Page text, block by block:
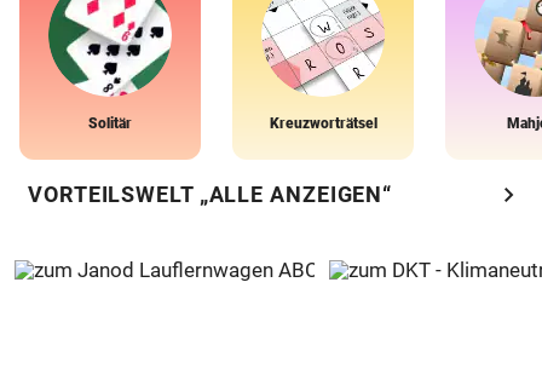
Solitär Kreuzworträtsel
VORTEILSWELT „ALLE ANZEIGEN“ chevron_right